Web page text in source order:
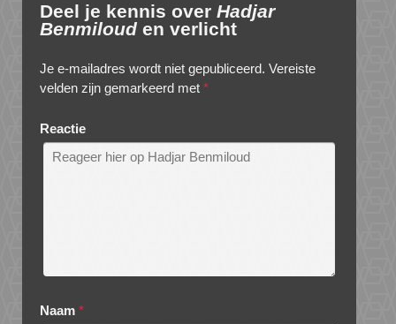
Deel je kennis over Hadjar
Benmiloud en verlicht
Je e-mailadres wordt niet gepubliceerd. Vereiste
velden zijn gemarkeerd met *
Reactie
Naam *